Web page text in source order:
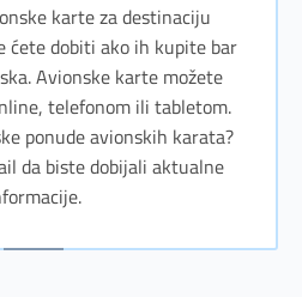
karte za destinaciju
ćete dobiti ako ih kupite bar
Avionske karte možete
telefonom ili tabletom.
ponude avionskih karata?
da biste dobijali aktualne